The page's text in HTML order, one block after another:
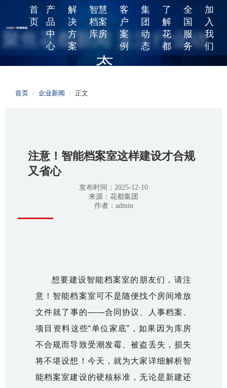
首
页
产
品
中
心
解
决
方
案
智慧
档案
库房
客
户
案
例
集
团
动
态
了
解
花
都
全
国
服
务
加
入
我
们
聚焦花都新闻 关注行业动
态
给您提供更精彩的花都故事和行业动态，工艺改良、产品更新、
首页 / 企业新闻 / 正文
注意！智能档案室这样建设才合规
又省心
发布时间：2025-12-10
来源：花都集团
作者：admin
想要建设智能档案室的朋友们，请注
意！智能档案室可不是随便找个房间堆放
文件就了事的——合同协议、人事档案、
项目资料这些“单位家底”，如果因为库房
不合规而导致受潮发霉、被盗丢失，损失
将不堪设想！今天，就为大家详细解析智
能档案室建设的硬核标准，无论是新建还